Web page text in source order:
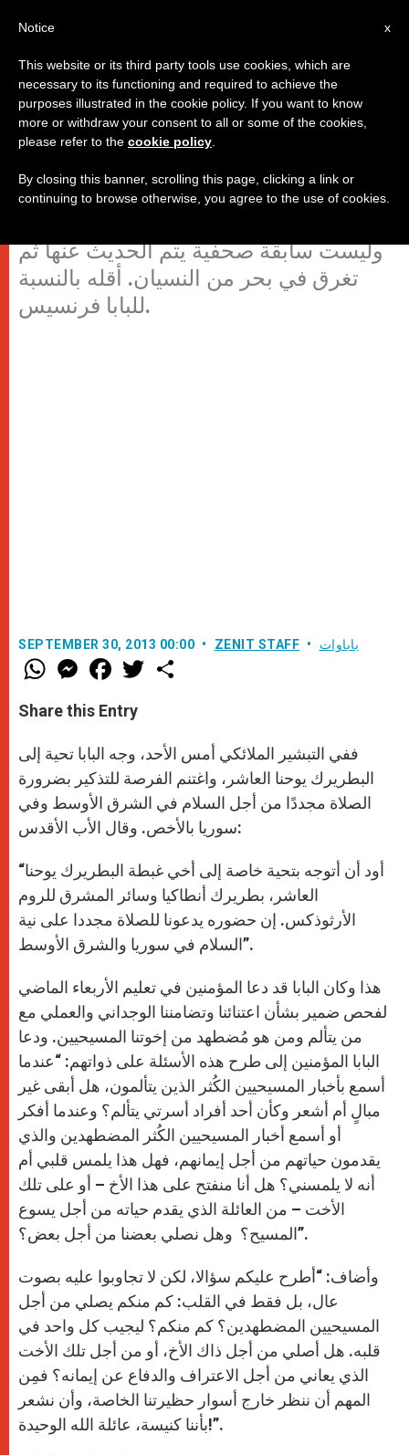
البابا فرنسيس يدعو إلى عدم نسيان
سوريا
وليست سابقة صحفية يتم الحديث عنها ثم
تغرق في بحر من النسيان. أقله بالنسبة
للبابا فرنسيس.
SEPTEMBER 30, 2013 00:00 ZENIT STAFF باباوات
W
h
t
s
p
p
M
e
s
e
g
e
r
F
a
e
b
o
k
w
r
Share this Entry
ففي التبشير الملائكي أمس الأحد، وجه البابا تحية إلى
البطريرك يوحنا العاشر، واغتنم الفرصة للتذكير بضرورة
الصلاة مجددًا من أجل السلام في الشرق الأوسط وفي
سوريا بالأخص. وقال الأب الأقدس:
“أود أن أتوجه بتحية خاصة إلى أخي غبطة البطريرك يوحنا
العاشر، بطريرك أنطاكيا وسائر المشرق للروم
الأرثوذكس. إن حضوره يدعونا للصلاة مجددا على نية
السلام في سوريا والشرق الأوسط”.
هذا وكان البابا قد دعا المؤمنين في تعليم الأربعاء الماضي
لفحص ضمير بشأن اعتنائنا وتضامننا الوجداني والعملي مع
من يتألم ومن هو مُضطهد من إخوتنا المسيحيين. ودعا
البابا المؤمنين إلى طرح هذه الأسئلة على ذواتهم: “عندما
أسمع بأخبار المسيحيين الكُثر الذين يتألمون، هل أبقى غير
مبالٍ أم أشعر وكأن أحد أفراد أسرتي يتألم؟ وعندما أفكر
أو أسمع أخبار المسيحيين الكُثر المضطهدين والذي
يقدمون حياتهم من أجل إيمانهم، فهل هذا يلمس قلبي أم
أنه لا يلمسني؟ هل أنا منفتح على هذا الأخ – أو على تلك
الأخت – من العائلة الذي يقدم حياته من أجل يسوع
المسيح؟ وهل نصلي بعضنا من أجل بعض؟”.
وأضاف: “أطرح عليكم سؤالا، لكن لا تجاوبوا عليه بصوت
عال، بل فقط في القلب: كم منكم يصلي من أجل
المسيحيين المضطهدين؟ كم منكم؟ ليجيب كل واحد في
قلبه. هل أصلي من أجل ذاك الأخ، أو من أجل تلك الأخت
الذي يعاني من أجل الاعتراف والدفاع عن إيمانه؟ فمِن
المهم أن ننظر خارج أسوار حظيرتنا الخاصة، وأن نشعر
بأننا كنيسة، عائلة الله الوحيدة!”.
x
Notice
This website or its third party tools use cookies, which are
necessary to its functioning and required to achieve the
purposes illustrated in the cookie policy. If you want to know
more or withdraw your consent to all or some of the cookies,
please refer to the cookie policy
By closing this banner, scrolling this page, clicking a link or
continuing to browse otherwise, you agree to the use of cookies.